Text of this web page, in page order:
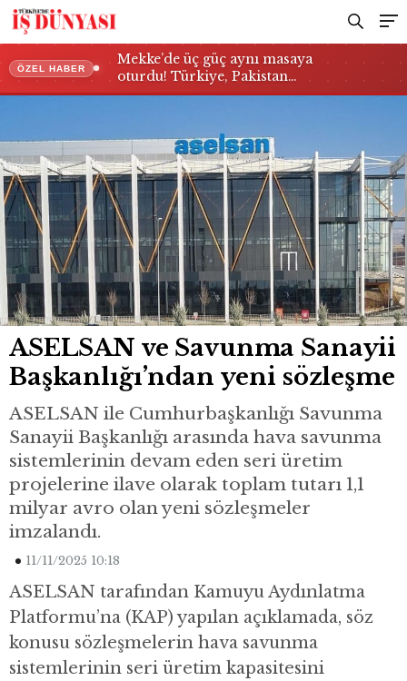
ÖZEL HABER
Mekke’de üç güç aynı masaya
oturdu! Türkiye, Pakistan…
ASELSAN ve Savunma Sanayii
Başkanlığı’ndan yeni sözleşme
ASELSAN ile Cumhurbaşkanlığı Savunma
Sanayii Başkanlığı arasında hava savunma
sistemlerinin devam eden seri üretim
projelerine ilave olarak toplam tutarı 1,1
milyar avro olan yeni sözleşmeler
imzalandı.
11/11/2025 10:18
ASELSAN tarafından Kamuyu Aydınlatma
Platformu’na (KAP) yapılan açıklamada, söz
konusu sözleşmelerin hava savunma
sistemlerinin seri üretim kapasitesini